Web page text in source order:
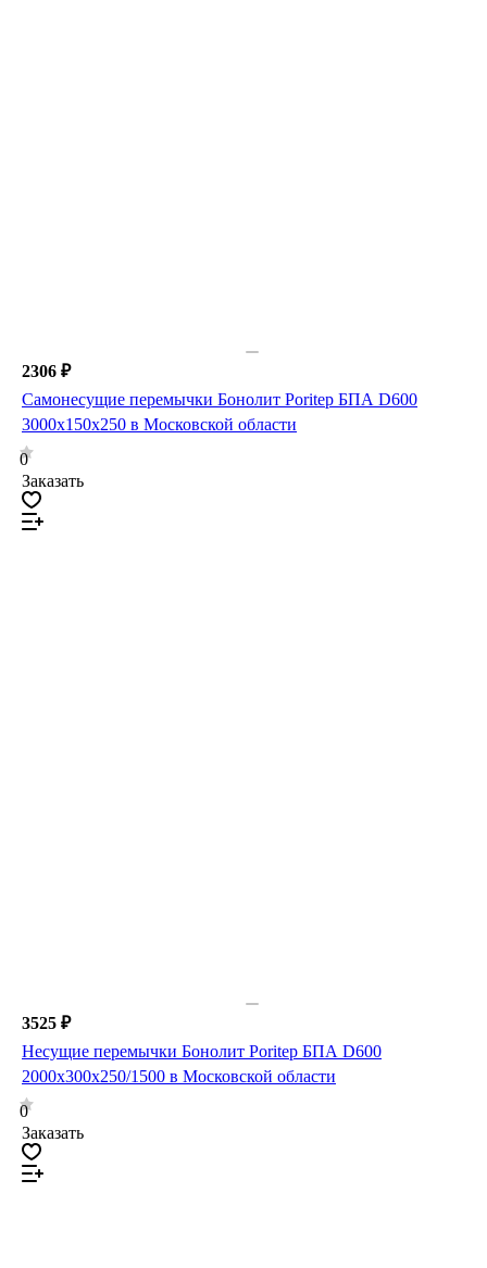
2306 ₽
Самонесущие перемычки Бонолит Poritep БПА D600
3000х150х250 в Московской области
0
Заказать
3525 ₽
Несущие перемычки Бонолит Poritep БПА D600
2000х300х250/1500 в Московской области
0
Заказать